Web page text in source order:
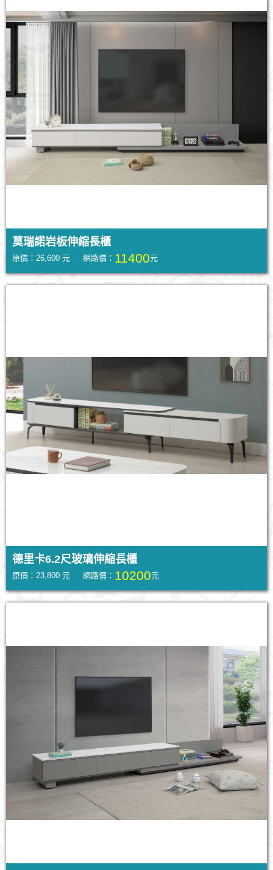
莫瑞諾岩板伸縮長櫃
原價：26,600 元 網路價： 11400元
德里卡6.2尺玻璃伸縮長櫃
原價：23,800 元 網路價： 10200元